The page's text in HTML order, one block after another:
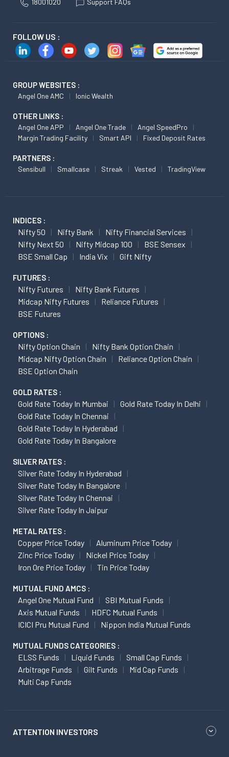
18001020 Support FAQs
FOLLOW US :
GROUP WEBSITES :
Angel One AMC Ionic Wealth
OTHER LINKS :
Angel One APP Angel One Trade
Angel SpeedPro
Margin Trading Facility
Smart API Fixed Deposit Rates
PARTNERS :
Sensibull Smallcase Streak Vested TradingView
INDICES :
Nifty 50 Nifty Bank
Nifty Financial Services
Nifty Next 50
Nifty Midcap 100
BSE Sensex
BSE Small Cap
India Vix Gift Nifty
FUTURES :
Nifty Futures
Nifty Bank Futures
Midcap Nifty Futures
Reliance Futures
BSE Futures
OPTIONS :
Nifty Option Chain
Nifty Bank Option Chain
Midcap Nifty Option Chain
Reliance Option Chain
BSE Option Chain
GOLD RATES :
Gold Rate Today In Mumbai
Gold Rate Today In Delhi
Gold Rate Today In Chennai
Gold Rate Today In Hyderabad
Gold Rate Today In Bangalore
SILVER RATES :
Silver Rate Today In Hyderabad
Silver Rate Today In Bangalore
Silver Rate Today In Chennai
Silver Rate Today In Jaipur
METAL RATES :
Copper Price Today
Aluminum Price Today
Zinc Price Today
Nickel Price Today
Iron Ore Price Today
Tin Price Today
MUTUAL FUND AMCS :
Angel One Mutual Fund
SBI Mutual Funds
Axis Mutual Funds
HDFC Mutual Funds
ICICI Pru Mutual Fund
Nippon India Mutual Funds
MUTUAL FUNDS CATEGORIES :
ELSS Funds Liquid Funds
Small Cap Funds
Arbitrage Funds
Gilt Funds
Mid Cap Funds
Multi Cap Funds
ATTENTION INVESTORS